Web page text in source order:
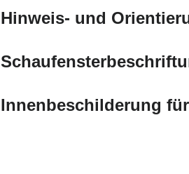
Hinweis- und
Innenbeschilderung